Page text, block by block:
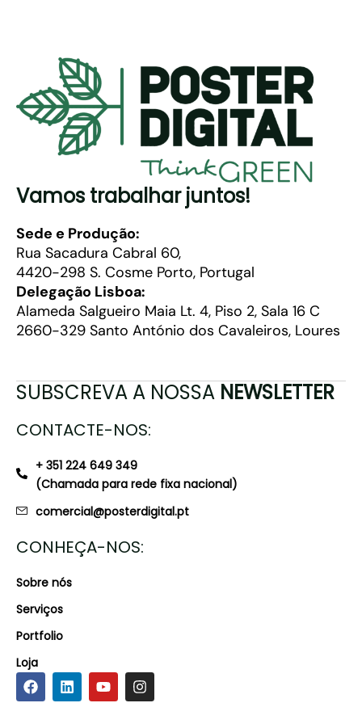
Vamos trabalhar juntos!
Sede e Produção:
Rua Sacadura Cabral 60,
4420-298 S. Cosme Porto, Portugal
Delegação Lisboa:
Alameda Salgueiro Maia Lt. 4, Piso 2, Sala 16 C
2660-329 Santo António dos Cavaleiros, Loures
SUBSCREVA A NOSSA NEWSLETTER
CONTACTE-NOS:
+ 351 224 649 349
(Chamada para rede fixa nacional)
comercial@posterdigital.pt
CONHEÇA-NOS:
Sobre nós
Serviços
Portfolio
Loja